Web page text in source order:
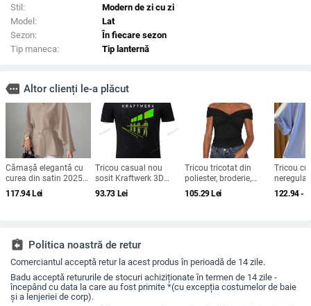
Stil:
Modern de zi cu zi
Model:
Lat
Sezon:
În fiecare sezon
Tip maneca:
Tip lanternă
more Altor clienți le-a plăcut
Cămașă elegantă cu
curea din satin 2025
Vara transfrontalieră
Îmbrăcăminte pentru
Station
117.94Lei
Tricou casual nou
sosit Kraftwerk 3D
Tricou negru Electro
93.73 Lei
Tricou tricotat din
poliester, broderie,
decolteu pe un umăr,
mâneci raglan, croială
105.29Lei
Tricou
scurte,
panouri,
122.94 -
assignment_return Politica noastră de retur
Comerciantul acceptă retur la acest produs în perioadă de 14 zile.
Badu acceptă retururile de stocuri achiziționate în termen de 14 zile -
începând cu data la care au fost primite *(cu excepția costumelor de baie
și a lenjeriei de corp).